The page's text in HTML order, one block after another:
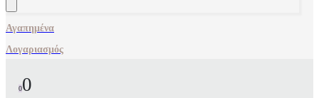
Αγαπημένα
Λογαριασμός
00